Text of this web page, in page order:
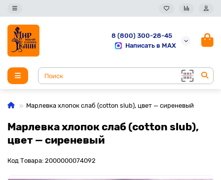
8 (800) 300-28-45
Написать в MAX
Марлевка хлопок слаб (cotton slub), цвет — сиреневый
Марлевка хлопок слаб (cotton slub),
цвет — сиреневый
Код Товара: 2000000074092